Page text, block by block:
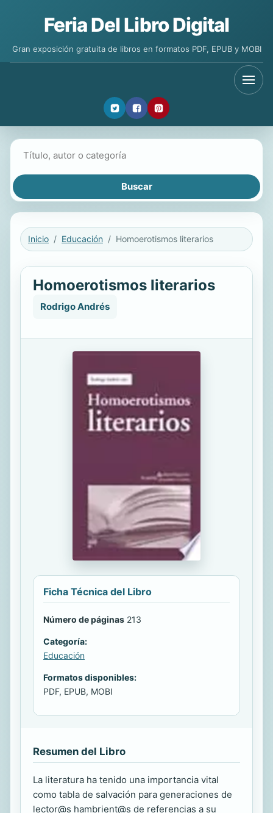
Feria Del Libro Digital
Gran exposición gratuita de libros en formatos PDF, EPUB y MOBI
Inicio Educación Homoerotismos literarios
Homoerotismos literarios
Rodrigo Andrés
Ficha Técnica del Libro
Número de páginas 213
Categoría:
Educación
Formatos disponibles:
PDF, EPUB, MOBI
Resumen del Libro
La literatura ha tenido una importancia vital
como tabla de salvación para generaciones de
lector@s hambrient@s de referencias a su